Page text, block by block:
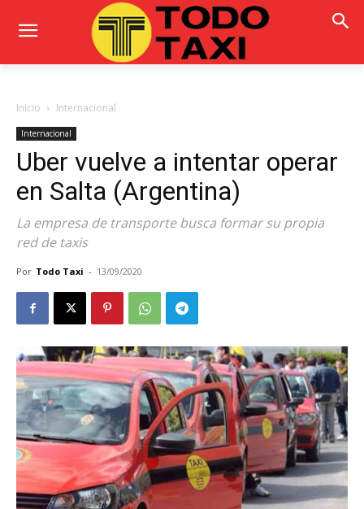
Inicio Internacional
Internacional
Uber vuelve a intentar operar
en Salta (Argentina)
La empresa de transporte busca formar su propia
red de taxis
Por Todo Taxi - 13/09/2020